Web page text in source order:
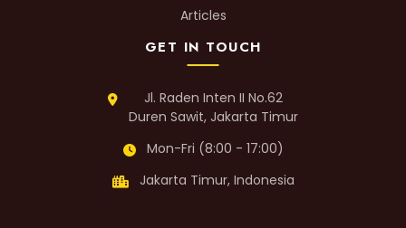
Articles
GET IN TOUCH
Jl. Raden Inten II No.62
Duren Sawit, Jakarta Timur
Mon-Fri (8:00 - 17:00)
Jakarta Timur, Indonesia